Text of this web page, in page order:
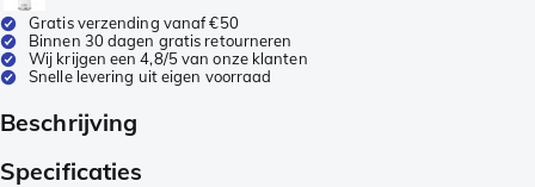
Gratis verzending vanaf €50
Binnen 30 dagen gratis retourneren
Wij krijgen een 4,8/5 van onze klanten
Snelle levering uit eigen voorraad
Beschrijving
Specificaties